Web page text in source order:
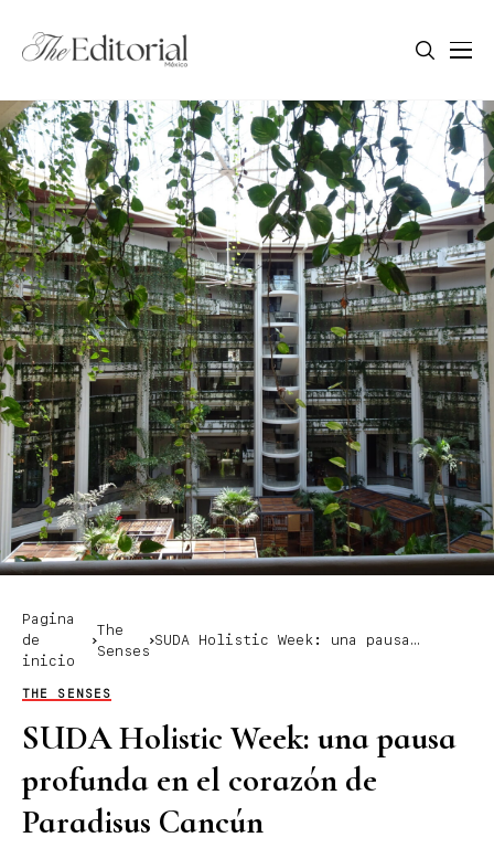
Pagina
de
inicio
The
Senses
SUDA Holistic Week: una pausa
THE SENSES
SUDA Holistic Week: una pausa
profunda en el corazón de
Paradisus Cancún